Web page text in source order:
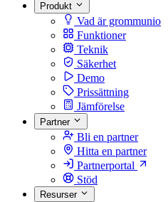
Produkt
Vad är grommunio
Funktioner
Teknik
Säkerhet
Demo
Prissättning
Jämförelse
Partner
Bli en partner
Hitta en partner
Partnerportal
Stöd
Resurser